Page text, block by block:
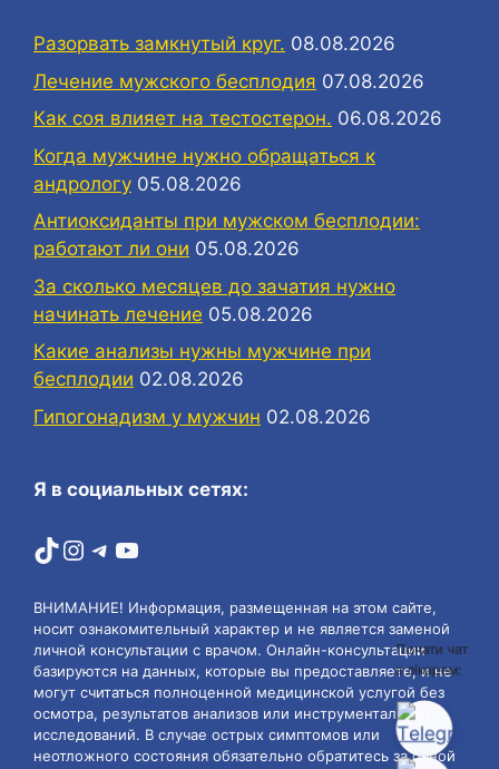
Разорвать замкнутый круг. 08.08.2026
Лечение мужского бесплодия 07.08.2026
Как соя влияет на тестостерон. 06.08.2026
Когда мужчине нужно обращаться к
андрологу 05.08.2026
Антиоксиданты при мужском бесплодии:
работают ли они 05.08.2026
За сколько месяцев до зачатия нужно
начинать лечение 05.08.2026
Какие анализы нужны мужчине при
бесплодии 02.08.2026
Гипогонадизм у мужчин 02.08.2026
Я в социальных сетях:
TikTok
Instagram
Telegram
YouTube
ВНИМАНИЕ! Информация, размещенная на этом сайте,
носит ознакомительный характер и не является заменой
личной консультации с врачом. Онлайн-консультации
базируются на данных, которые вы предоставляете, и не
могут считаться полноценной медицинской услугой без
осмотра, результатов анализов или инструментальных
исследований. В случае острых симптомов или
неотложного состояния обязательно обратитесь за очной
Почати чат
з лікарем: